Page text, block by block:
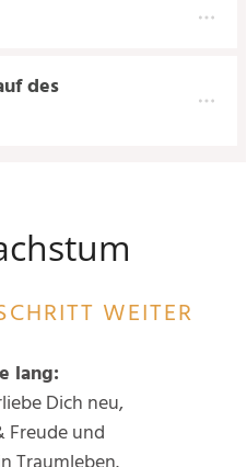
des
WEITER
lang:
Dich neu,
Freude und